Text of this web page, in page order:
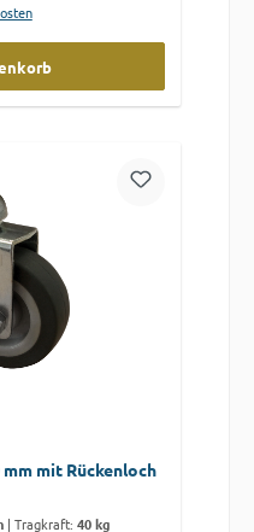
mit Rückenloch
| Tragkraft: 40 kg